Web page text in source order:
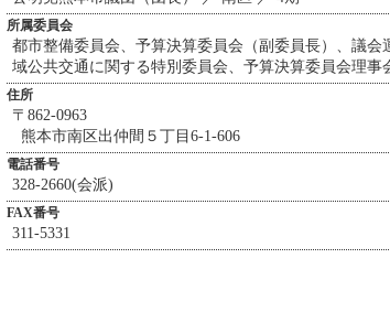
所属委員会
都市整備委員会、予算決算委員会（副委員長）、議会
域公共交通に関する特別委員会、予算決算委員会理事
住所
〒862-0963
熊本市南区出仲間５丁目6-1-606
電話番号
328-2660(会派)
FAX番号
311-5331